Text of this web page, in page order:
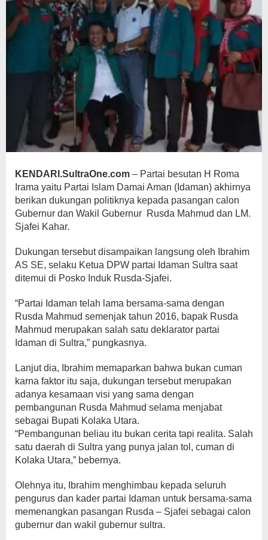
KENDARI .SultraOne.com – Partai besutan H Roma
Irama yaitu Partai Islam Damai Aman (Idaman) akhirnya
berikan dukungan politiknya kepada pasangan calon
Gubernur dan Wakil Gubernur Rusda Mahmud dan LM.
Sjafei Kahar.
Dukungan tersebut disampaikan langsung oleh Ibrahim
AS SE, selaku Ketua DPW partai Idaman Sultra saat
ditemui di Posko Induk Rusda-Sjafei.
“Partai Idaman telah lama bersama-sama dengan
Rusda Mahmud semenjak tahun 2016, bapak Rusda
Mahmud merupakan salah satu deklarator partai
Idaman di Sultra,” pungkasnya.
Lanjut dia, Ibrahim memaparkan bahwa bukan cuman
karna faktor itu saja, dukungan tersebut merupakan
adanya kesamaan visi yang sama dengan
pembangunan Rusda Mahmud selama menjabat
sebagai Bupati Kolaka Utara.
“Pembangunan beliau itu bukan cerita tapi realita. Salah
satu daerah di Sultra yang punya jalan tol, cuman di
Kolaka Utara,” bebernya.
Olehnya itu, Ibrahim menghimbau kepada seluruh
pengurus dan kader partai Idaman untuk bersama-sama
memenangkan pasangan Rusda – Sjafei sebagai calon
gubernur dan wakil gubernur sultra.